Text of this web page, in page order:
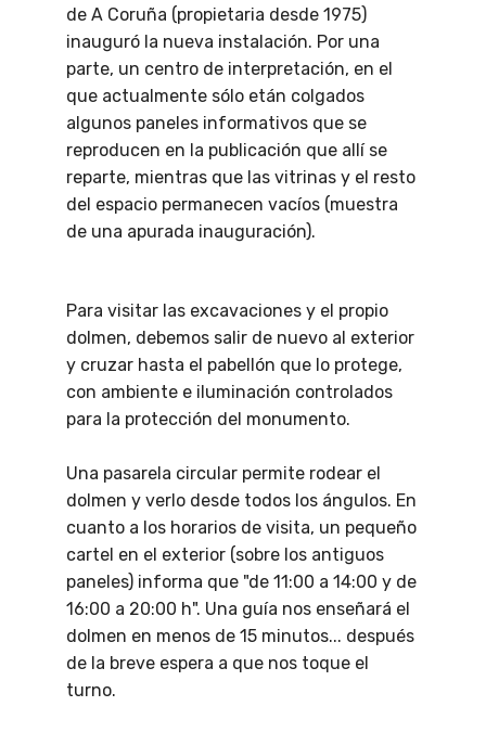
de A Coruña (propietaria desde 1975)
inauguró la nueva instalación. Por una
parte, un centro de interpretación, en el
que actualmente sólo etán colgados
algunos paneles informativos que se
reproducen en la publicación que allí se
reparte, mientras que las vitrinas y el resto
del espacio permanecen vacíos (muestra
de una apurada inauguración).
Para visitar las excavaciones y el propio
dolmen, debemos salir de nuevo al exterior
y cruzar hasta el pabellón que lo protege,
con ambiente e iluminación controlados
para la protección del monumento.
Una pasarela circular permite rodear el
dolmen y verlo desde todos los ángulos. En
cuanto a los horarios de visita, un pequeño
cartel en el exterior (sobre los antiguos
paneles) informa que "de 11:00 a 14:00 y de
16:00 a 20:00 h". Una guía nos enseñará el
dolmen en menos de 15 minutos... después
de la breve espera a que nos toque el
turno.